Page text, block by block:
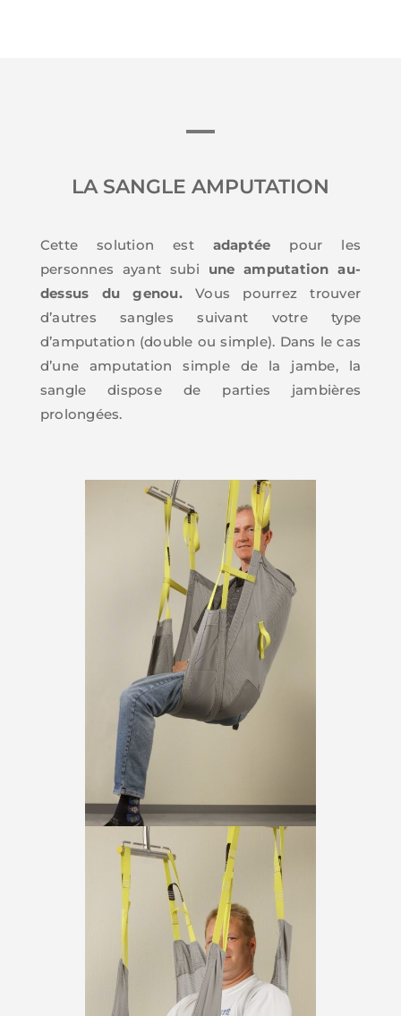
LA SANGLE AMPUTATION
Cette solution est adaptée pour les
personnes ayant subi une amputation au-
dessus du genou.Vous pourrez trouver
d’autres sangles suivant votre type
d’amputation (double ou simple). Dans le cas
d’une amputation simple de la jambe, la
sangle dispose de parties jambières
prolongées.